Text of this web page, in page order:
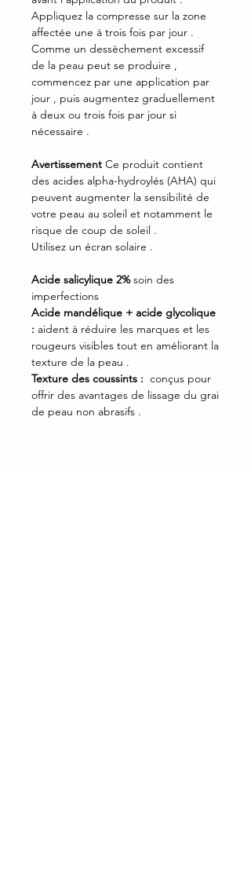
Appliquez la compresse sur la zone
affectée une à trois fois par jour .
Comme un dessèchement excessif
de la peau peut se produire ,
commencez par une application par
jour , puis augmentez graduellement
à deux ou trois fois par jour si
nécessaire .
Avertissement Ce produit contient
des acides alpha-hydroylés (AHA) qui
peuvent augmenter la sensibilité de
votre peau au soleil et notamment le
risque de coup de soleil .
Utilisez un écran solaire .
Acide salicylique 2%soin des
imperfections
Acide mandélique + acide glycolique
: aident à réduire les marques et les
rougeurs visibles tout en améliorant la
texture de la peau .
Texture des coussints : conçus pour
offrir des avantages de lissage du grai
de peau non abrasifs .